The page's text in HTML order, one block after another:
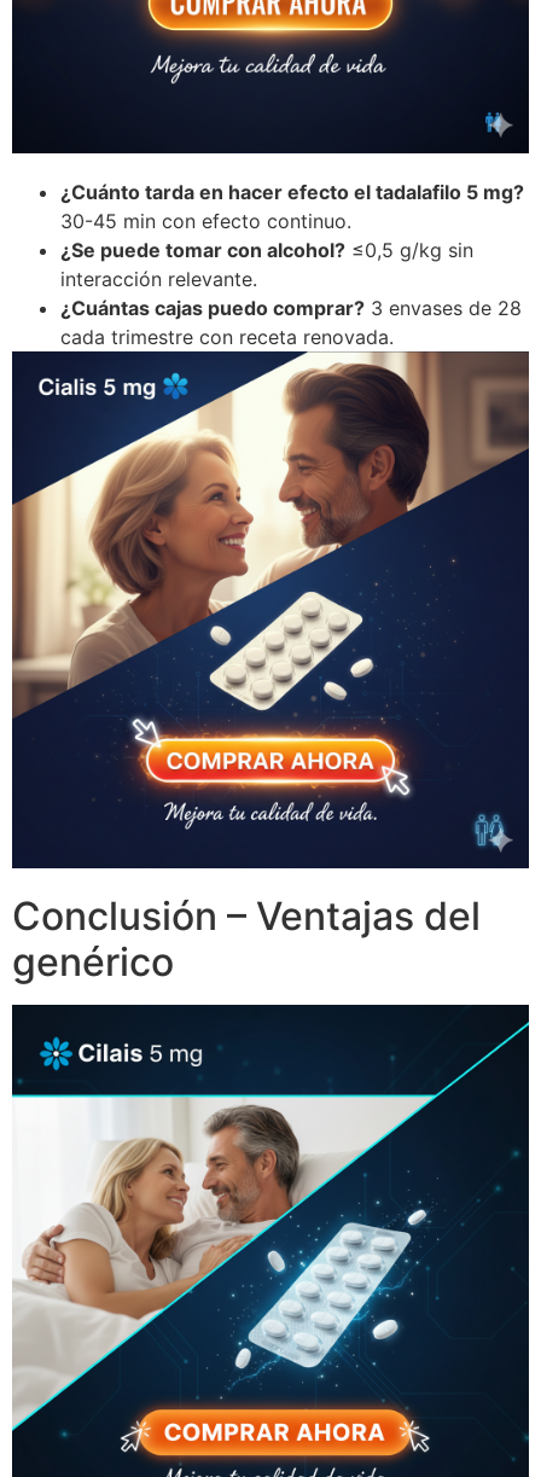
¿Cuánto tarda en hacer efecto el tadalafilo 5 mg?
30-45 min con efecto continuo.
¿Se puede tomar con alcohol? ≤0,5 g/kg sin
interacción relevante.
¿Cuántas cajas puedo comprar? 3 envases de 28
cada trimestre con receta renovada.
Conclusión – Ventajas del
genérico